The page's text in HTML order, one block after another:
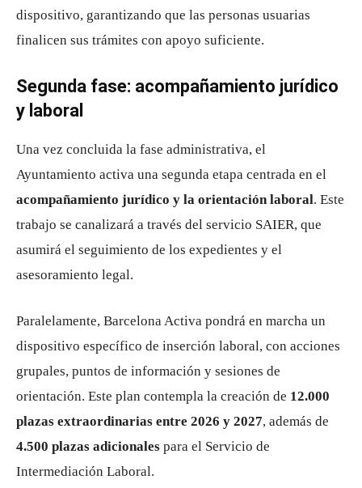
dispositivo, garantizando que las personas usuarias
finalicen sus trámites con apoyo suficiente.
Segunda fase: acompañamiento jurídico
y laboral
Una vez concluida la fase administrativa, el
Ayuntamiento activa una segunda etapa centrada en el
acompañamiento jurídico y la orientación laboral. Este
trabajo se canalizará a través del servicio SAIER, que
asumirá el seguimiento de los expedientes y el
asesoramiento legal.
Paralelamente, Barcelona Activa pondrá en marcha un
dispositivo específico de inserción laboral, con acciones
grupales, puntos de información y sesiones de
orientación. Este plan contempla la creación de 12.000
plazas extraordinarias entre 2026 y 2027, además de
4.500 plazas adicionales para el Servicio de
Intermediación Laboral.